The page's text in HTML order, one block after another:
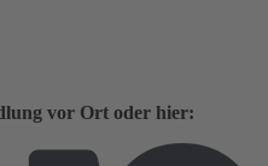
vor Ort oder hier: